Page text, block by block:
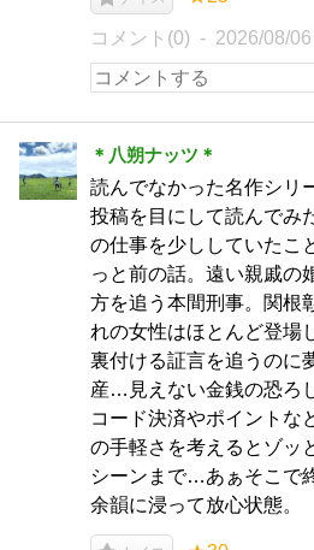
コメント(0) 2026/08/06
＊八朔ナッツ＊
読んでなかった名作シリ
投稿を目にして読んでみ
の仕事を少ししていたこ
っと前の話。遠い親戚の
方を追う本間刑事。関根
れの女性はほとんど登場
裏付ける証言を追うのに
産…見えない金銭の恐ろ
コード決済やポイントな
の手軽さを考えるとゾッ
シーンまで…あぁそこで
余韻に浸って放心状態。